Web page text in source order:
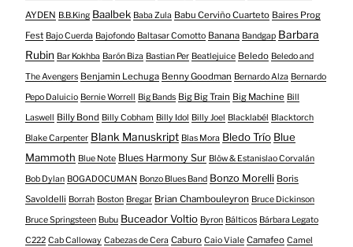
AYDEN B.B.King Baalbek Baba Zula Babu Cerviño Cuarteto Baires Prog
Fest Bajo Cuerda Bajofondo Baltasar Comotto Banana Bandgap Barbara
Rubin Bar Kokhba Barón Biza Bastian Per Beatlejuice Beledo Beledo and
The Avengers Benjamin Lechuga Benny Goodman Bernardo Alza Bernardo
Pepo Daluicio Bernie Worrell Big Bands Big Big Train Big Machine Bill
Laswell Billy Bond Billy Cobham Billy Idol Billy Joel Blacklabél Blacktorch
Blake Carpenter Blank Manuskript Blas Mora Bledo Trío Blue
Mammoth Blue Note Blues Harmony Sur Blöw & Estanislao Corvalán
Bob Dylan BOGADOCUMAN Bonzo Blues Band Bonzo Morelli Boris
Savoldelli Borrah Boston Bregar Brian Chambouleyron Bruce Dickinson
Bruce Springsteen Bubu Buceador Voltio Byron Bálticos Bárbara Legato
C222 Cab Calloway Cabezas de Cera Caburo Caio Viale Camafeo Camel